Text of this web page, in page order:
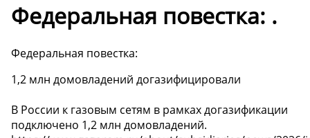
Федеральная повестка: .
Федеральная повестка:
1,2 млн домовладений догазифицировали
В России к газовым сетям в рамках догазификации
подключено 1,2 млн домовладений.